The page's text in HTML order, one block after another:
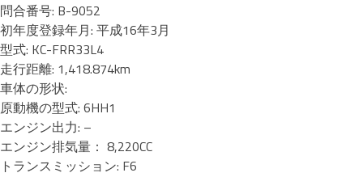
問合番号: B-9052
初年度登録年月: 平成16年3月
型式: KC-FRR33L4
走行距離: 1,418.874km
車体の形状:
原動機の型式: 6HH1
エンジン出力: –
エンジン排気量： 8,220CC
トランスミッション: F6